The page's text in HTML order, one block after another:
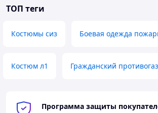
ТОП теги
Костюмы сиз Боевая одежда
Костюм л1 Гражданский
Программа защиты